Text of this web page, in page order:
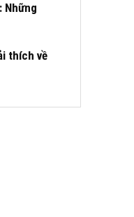
Những
thích về